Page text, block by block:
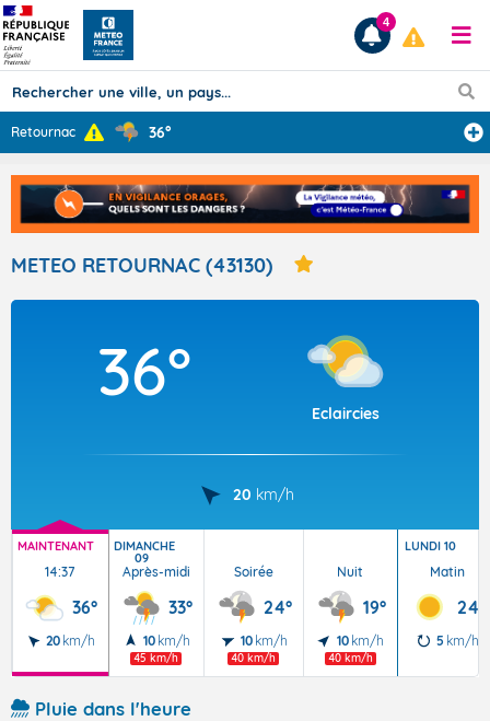
Prévisions
TOUS LES RÉSULTATS
Articles
4
Retournac 36°
METEO RETOURNAC (43130)
36°
Eclaircies
20 km/h
MAINTENANT
14:37
36°
20 km/h
DIMANCHE
09
Après-midi
33°
10 km/h
45 km/h
Soirée
24°
10 km/h
40 km/h
Nuit
19°
10 km/h
40 km/h
LUNDI 10
Matin
24°
5 km/h
Pluie dans l'heure